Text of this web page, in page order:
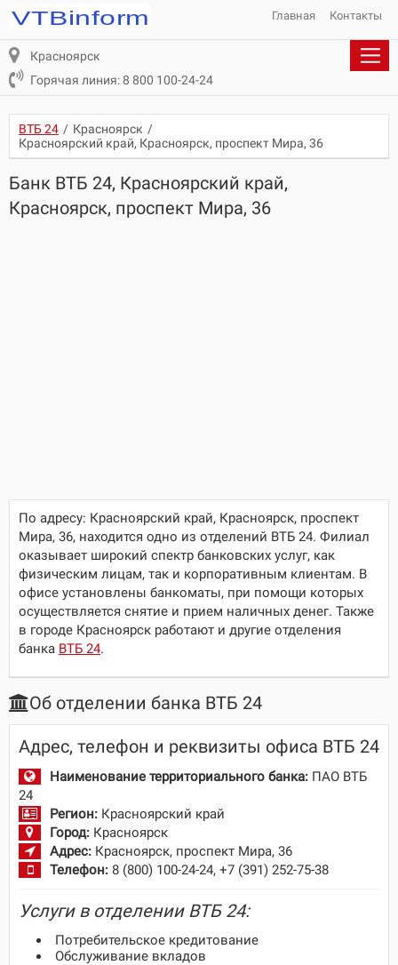
Главная Контакты
Красноярск
Горячая линия: 8 800 100-24-24
ВТБ 24 / Красноярск /
Красноярский край, Красноярск, проспект Мира, 36
Банк ВТБ 24, Красноярский край,
Красноярск, проспект Мира, 36
По адресу: Красноярский край, Красноярск, проспект
Мира, 36, находится одно из отделений ВТБ 24. Филиал
оказывает широкий спектр банковских услуг, как
физическим лицам, так и корпоративным клиентам. В
офисе установлены банкоматы, при помощи которых
осуществляется снятие и прием наличных денег. Также
в городе Красноярск работают и другие отделения
банка ВТБ 24.
Об отделении банка ВТБ 24
Адрес, телефон и реквизиты офиса ВТБ 24
Наименование территориального банка: ПАО ВТБ
24
Регион: Красноярский край
Город: Красноярск
Адрес: Красноярск, проспект Мира, 36
Телефон: 8 (800) 100-24-24, +7 (391) 252-75-38
Услуги в отделении ВТБ 24:
Потребительское кредитование
Обслуживание вкладов